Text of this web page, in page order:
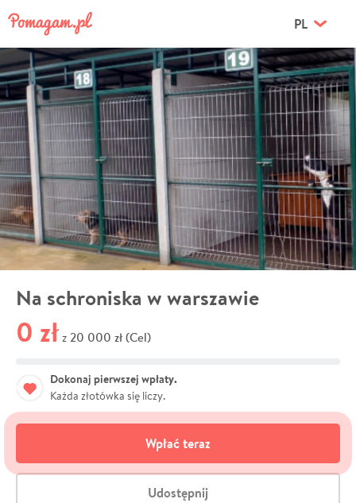
PL
Na schroniska w warszawie
0 zł z 20 000 zł (Cel)
Dokonaj pierwszej wpłaty.
Każda złotówka się liczy.
Wpłać teraz
Udostępnij